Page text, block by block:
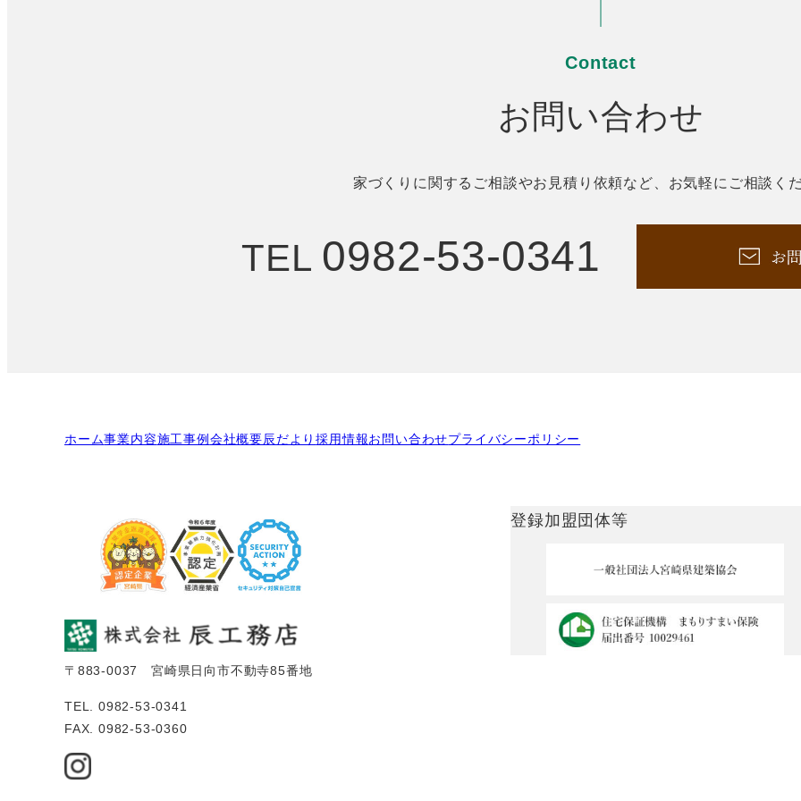
Contact
お問い合わせ
家づくりに関するご相談やお見積り依頼など、お気軽にご相談く
TEL 0982-53-0341
ホーム事業内容施工事例 会社概要辰だより採用情報お問い合わせプライバシーポリシー
〒883-0037 宮崎県日向市不動寺85番地
TEL. 0982-53-0341
FAX. 0982-53-0360
登録加盟団体等